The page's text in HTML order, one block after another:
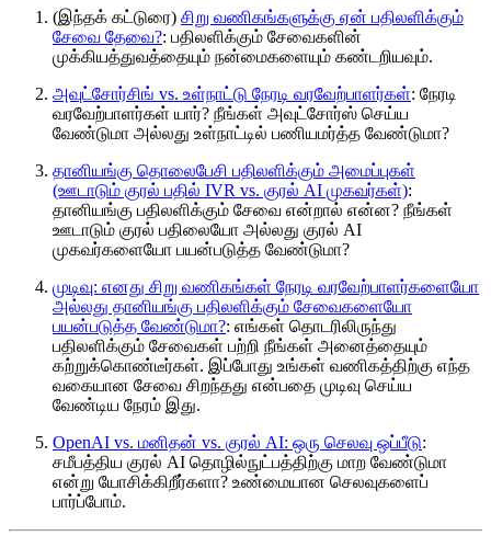
(இந்தக் கட்டுரை) சிறு வணிகங்களுக்கு ஏன் பதிலளிக்கும்
சேவை தேவை?: பதிலளிக்கும் சேவைகளின்
முக்கியத்துவத்தையும் நன்மைகளையும் கண்டறியவும்.
அவுட்சோர்சிங் vs. உள்நாட்டு நேரடி வரவேற்பாளர்கள்: நேரடி
வரவேற்பாளர்கள் யார்? நீங்கள் அவுட்சோர்ஸ் செய்ய
வேண்டுமா அல்லது உள்நாட்டில் பணியமர்த்த வேண்டுமா?
தானியங்கு தொலைபேசி பதிலளிக்கும் அமைப்புகள்
(ஊடாடும் குரல் பதில் IVR vs. குரல் AI முகவர்கள்):
தானியங்கு பதிலளிக்கும் சேவை என்றால் என்ன? நீங்கள்
ஊடாடும் குரல் பதிலையோ அல்லது குரல் AI
முகவர்களையோ பயன்படுத்த வேண்டுமா?
முடிவு: எனது சிறு வணிகங்கள் நேரடி வரவேற்பாளர்களையோ
அல்லது தானியங்கு பதிலளிக்கும் சேவைகளையோ
பயன்படுத்த வேண்டுமா?: எங்கள் தொடரிலிருந்து
பதிலளிக்கும் சேவைகள் பற்றி நீங்கள் அனைத்தையும்
கற்றுக்கொண்டீர்கள். இப்போது உங்கள் வணிகத்திற்கு எந்த
வகையான சேவை சிறந்தது என்பதை முடிவு செய்ய
வேண்டிய நேரம் இது.
OpenAI vs. மனிதன் vs. குரல் AI: ஒரு செலவு ஒப்பீடு:
சமீபத்திய குரல் AI தொழில்நுட்பத்திற்கு மாற வேண்டுமா
என்று யோசிக்கிறீர்களா? உண்மையான செலவுகளைப்
பார்ப்போம்.